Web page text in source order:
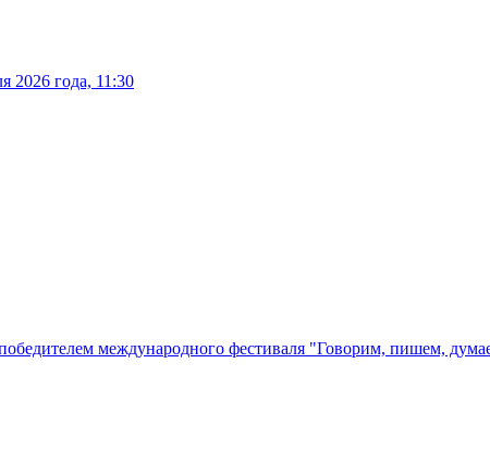
2026 года, 11:30
международного фестиваля "Говорим, пишем,